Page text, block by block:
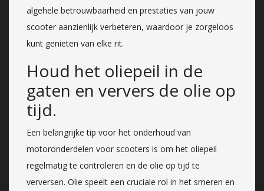
algehele betrouwbaarheid en prestaties van jouw
scooter aanzienlijk verbeteren, waardoor je zorgeloos
kunt genieten van elke rit.
Houd het oliepeil in de
gaten en ververs de olie op
tijd.
Een belangrijke tip voor het onderhoud van
motoronderdelen voor scooters is om het oliepeil
regelmatig te controleren en de olie op tijd te
verversen. Olie speelt een cruciale rol in het smeren en